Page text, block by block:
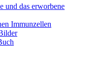
und das erworbene
Immunzellen